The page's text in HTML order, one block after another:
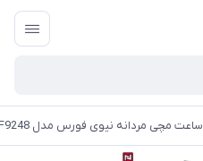
ساعت مچی مردانه نیوی فورس مدل NF9248 با بند سیلیکونی